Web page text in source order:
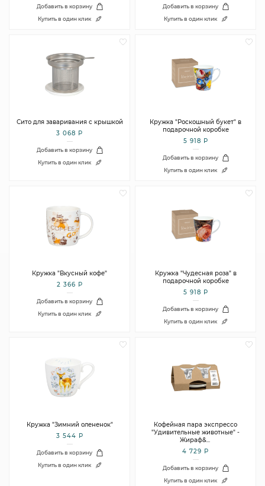
Добавить в корзину
Купить в один клик
Добавить в корзину
Купить в один клик
Сито для заваривания с крышкой
3 068 Р
Добавить в корзину
Купить в один клик
Кружка "Роскошный букет" в
подарочной коробке
5 918 Р
Добавить в корзину
Купить в один клик
Кружка "Вкусный кофе"
2 366 Р
Добавить в корзину
Купить в один клик
Кружка "Чудесная роза" в
подарочной коробке
5 918 Р
Добавить в корзину
Купить в один клик
Кружка "Зимний олененок"
3 544 Р
Добавить в корзину
Купить в один клик
Кофейная пара экспрессо
"Удивительные животные" -
Жираф&...
4 729 Р
Добавить в корзину
Купить в один клик